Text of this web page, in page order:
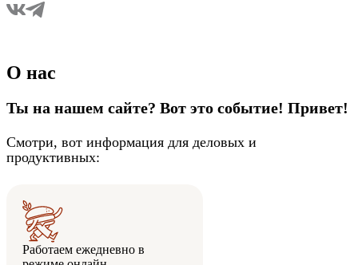
О нас
Ты на нашем сайте? Вот это событие! Привет!
Смотри, вот информация для деловых и
продуктивных:
Работаем ежедневно в